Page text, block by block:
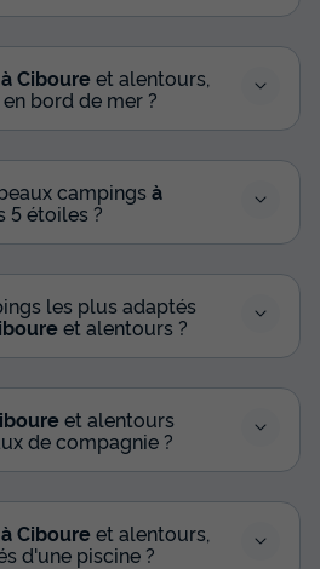
à Ciboure et alentours,
bord de mer ?
campings à
5 étoiles ?
les plus adaptés
et alentours ?
et alentours
de compagnie ?
à Ciboure et alentours,
d'une piscine ?